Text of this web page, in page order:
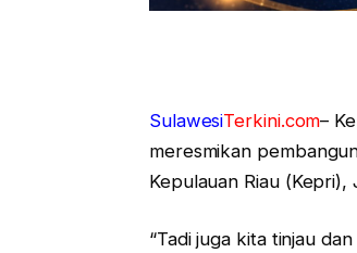
SulawesiTerkini.com–
meresmikan
Kepulauan Riau
“Tadi juga kita tinjau